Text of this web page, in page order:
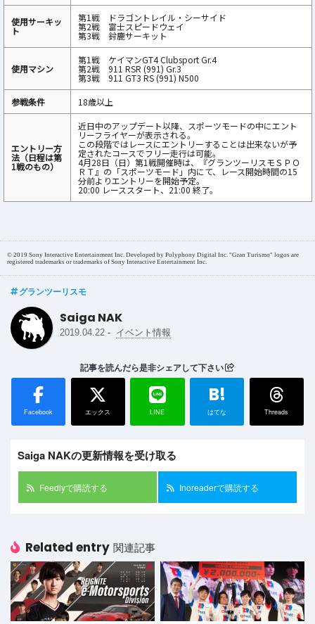
使用サーキッ
ト
第1戦 ドラゴントレイル・シーサイド
第2戦 富士スピードウェイ
第3戦 鈴鹿サーキット
使用マシン
第1戦 ケイマンGT4 Clubsport Gr.4
第2戦 911 RSR (991) Gr.3
第3戦 911 GT3 RS (991) N500
参戦条件
18歳以上
エントリー方
法（日程は第
1戦のもの）
近日中のアップデート以降、スポーツモードの中にエント
リーフライヤーが表示される。
この段階ではレースにエントリーすることは出来ないが予
定されたコースでフリー走行は可能。
4月28日（日）第1戦開催時は、『グランツーリスモＳＰＯ
ＲＴ』の「スポーツモード」内にて、レース開始時間の15
分前よりエントリーを開始予定。
20:00 レーススタート、21:00 終了。
© 2019 Sony Interactive Entertainment Inc. Developed by Polyphony Digital Inc. "Gran Turismo" logos are
registered trademarks or trademarks of Sony Interactive Entertainment Inc.
グランツーリスモ
Saiga NAK
2019.04.22 - イベント情報
記事を読んだら是非シェアして下さい
Facebook エックス LINE
B!
はてな Threads
Saiga NAKの更新情報を受け取る
Feedlyで購読する Inoreaderで購読する
Related entry 関連記事